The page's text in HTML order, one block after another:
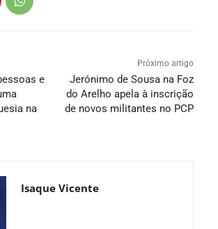
e
na
Próximo artigo
Jerónimo de Sousa na Foz
do Arelho apela à inscrição
de novos militantes no PCP
Isaque Vicente